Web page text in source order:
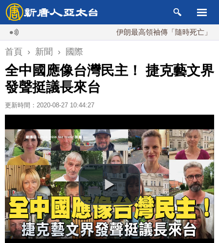
伊朗最高領袖傳「隨時死亡」 國安會
首頁 › 新聞 › 國際
全中國應像台灣民主！ 捷克藝文界
發聲挺議長來台
更新時間：2020-08-27 10:44:27